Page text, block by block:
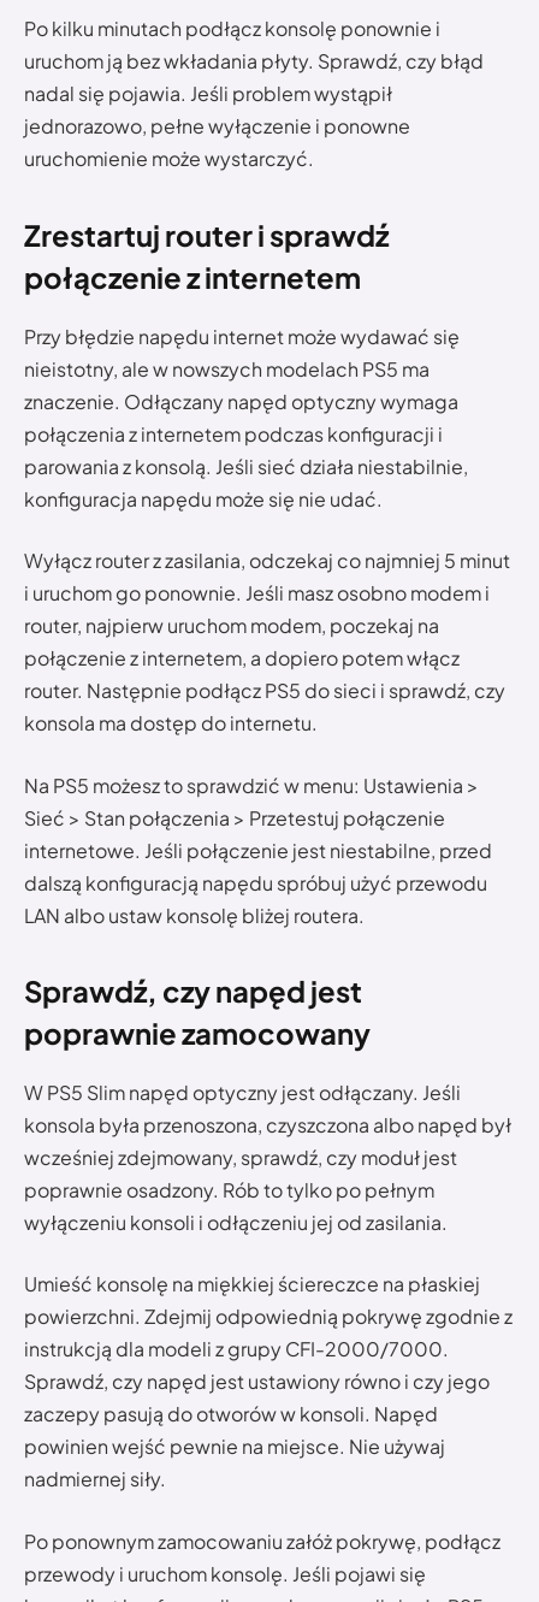
Po kilku minutach podłącz konsolę ponownie i
uruchom ją bez wkładania płyty. Sprawdź, czy błąd
nadal się pojawia. Jeśli problem wystąpił
jednorazowo, pełne wyłączenie i ponowne
uruchomienie może wystarczyć.
Zrestartuj router i sprawdź
połączenie z internetem
Przy błędzie napędu internet może wydawać się
nieistotny, ale w nowszych modelach PS5 ma
znaczenie. Odłączany napęd optyczny wymaga
połączenia z internetem podczas konfiguracji i
parowania z konsolą. Jeśli sieć działa niestabilnie,
konfiguracja napędu może się nie udać.
Wyłącz router z zasilania, odczekaj co najmniej 5 minut
i uruchom go ponownie. Jeśli masz osobno modem i
router, najpierw uruchom modem, poczekaj na
połączenie z internetem, a dopiero potem włącz
router. Następnie podłącz PS5 do sieci i sprawdź, czy
konsola ma dostęp do internetu.
Na PS5 możesz to sprawdzić w menu: Ustawienia >
Sieć > Stan połączenia > Przetestuj połączenie
internetowe. Jeśli połączenie jest niestabilne, przed
dalszą konfiguracją napędu spróbuj użyć przewodu
LAN albo ustaw konsolę bliżej routera.
Sprawdź, czy napęd jest
poprawnie zamocowany
W PS5 Slim napęd optyczny jest odłączany. Jeśli
konsola była przenoszona, czyszczona albo napęd był
wcześniej zdejmowany, sprawdź, czy moduł jest
poprawnie osadzony. Rób to tylko po pełnym
wyłączeniu konsoli i odłączeniu jej od zasilania.
Umieść konsolę na miękkiej ściereczce na płaskiej
powierzchni. Zdejmij odpowiednią pokrywę zgodnie z
instrukcją dla modeli z grupy CFI-2000/7000.
Sprawdź, czy napęd jest ustawiony równo i czy jego
zaczepy pasują do otworów w konsoli. Napęd
powinien wejść pewnie na miejsce. Nie używaj
nadmiernej siły.
Po ponownym zamocowaniu załóż pokrywę, podłącz
przewody i uruchom konsolę. Jeśli pojawi się